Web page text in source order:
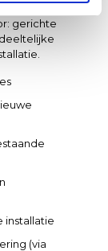
gerichte
installatie
(via